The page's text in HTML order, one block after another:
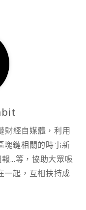
財經自媒體，利用
塊鏈相關的時事新
...等，協助大眾吸
一起，互相扶持成